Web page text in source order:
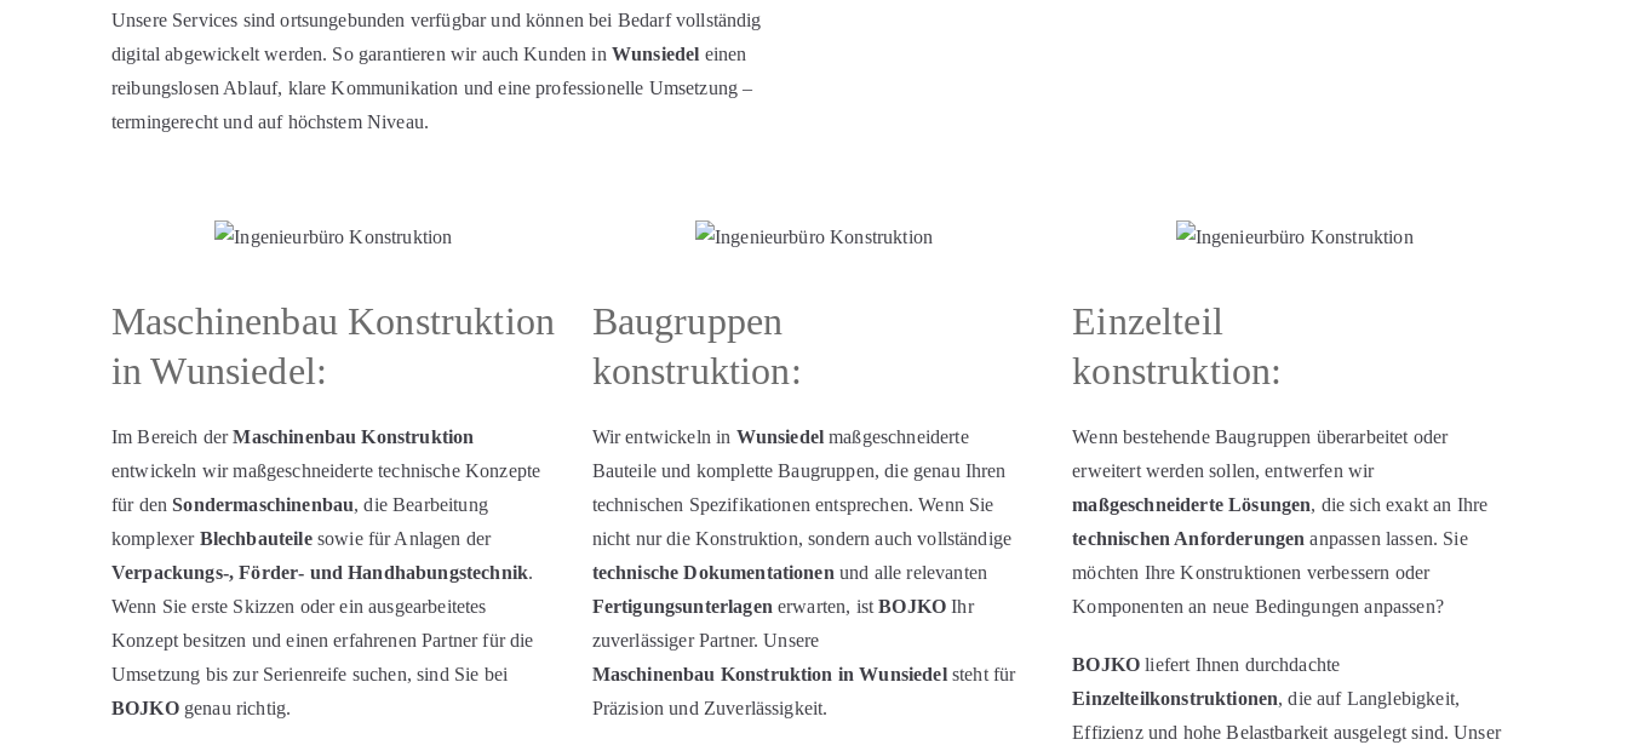
Unsere Services sind ortsungebunden verfügbar und können bei Bedarf vollständig
digital abgewickelt werden. So garantieren wir auch Kunden in Wunsiedel einen
reibungslosen Ablauf, klare Kommunikation und eine professionelle Umsetzung –
termingerecht und auf höchstem Niveau.
Maschinenbau Konstruktion
in Wunsiedel:
Im Bereich derMaschinenbau Konstruktion
entwickeln wir maßgeschneiderte technische Konzepte
für denSondermaschinenbau, die Bearbeitung
komplexer Blechbauteilesowie für Anlagen der
Verpackungs‑, Förder‑ und Handhabungstechnik.
Wenn Sie erste Skizzen oder ein ausgearbeitetes
Konzept besitzen und einen erfahrenen Partner für die
Umsetzung bis zur Serienreife suchen, sind Sie bei
BOJKOgenau richtig.
Baugruppen
konstruktion:
Wir entwickeln in Wunsiedel maßgeschneiderte
Bauteile und komplette Baugruppen, die genau Ihren
technischen Spezifikationen entsprechen. Wenn Sie
nicht nur die Konstruktion, sondern auch vollständige
technische Dokumentationen und alle relevanten
Fertigungsunterlagen erwarten, istBOJKO Ihr
zuverlässiger Partner. Unsere
Maschinenbau Konstruktion in Wunsiedelsteht für
Präzision und Zuverlässigkeit.
Einzelteil
konstruktion:
Wenn bestehende Baugruppen überarbeitet oder
erweitert werden sollen, entwerfen wir
maßgeschneiderte Lösungen, die sich exakt an Ihre
technischen Anforderungen anpassen lassen. Sie
möchten Ihre Konstruktionen verbessern oder
Komponenten an neue Bedingungen anpassen?
BOJKO liefert Ihnen durchdachte
Einzelteilkonstruktionen, die auf Langlebigkeit,
Effizienz und hohe Belastbarkeit ausgelegt sind. Unser